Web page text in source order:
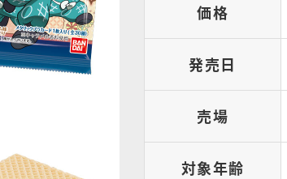
価格
発売日
売場
対象年齢